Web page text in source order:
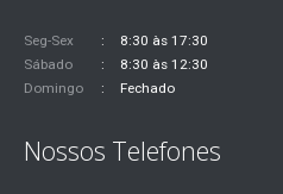
Seg-Sex
8:30 às 17:30
Sábado
8:30 às 12:30
Domingo
Fechado
Nossos Telefones